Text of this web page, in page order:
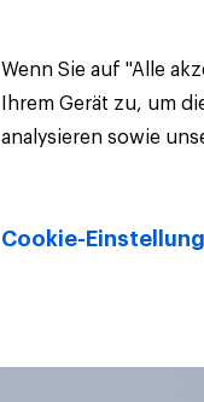
Wenn Sie auf "Alle
Ihrem Gerät zu, um
analysieren sowie
Cookie-